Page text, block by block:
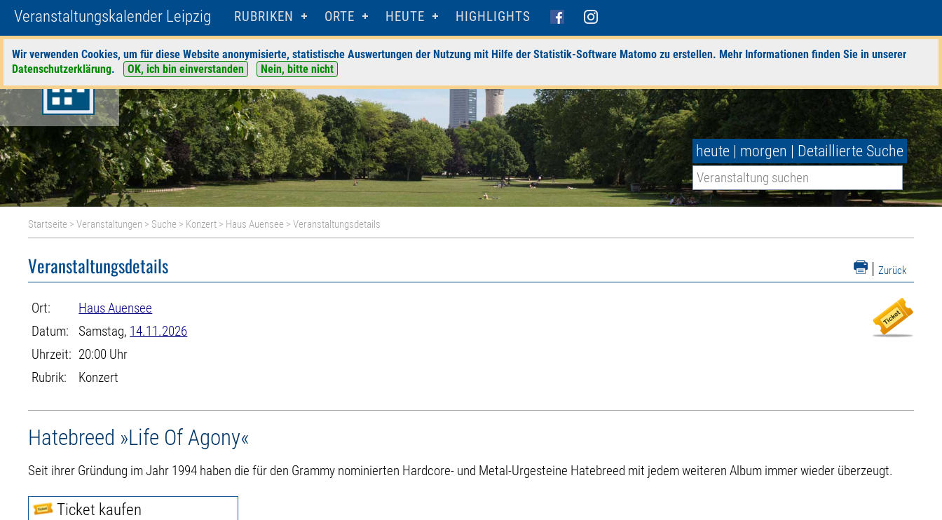
Veranstaltungskalender Leipzig RUBRIKEN ORTE HEUTE HIGHLIGHTS
Wir verwenden Cookies, um für diese Website anonymisierte, statistische Auswertungen der Nutzung mit Hilfe der Statistik-Software Matomo zu erstellen. Mehr Informationen finden Sie in unserer
Datenschutzerklärung. OK, ich bin einverstanden Nein, bitte nicht
heute | morgen | Detaillierte Suche
Startseite >Veranstaltungen > Suche > Konzert > Haus Auensee > Veranstaltungsdetails
| Zurück
Veranstaltungsdetails
Ort:
Haus Auensee
Datum:
Samstag, 14.11.2026
Uhrzeit: 20:00 Uhr
Rubrik:
Konzert
Hatebreed »Life Of Agony«
Seit ihrer Gründung im Jahr 1994 haben die für den Grammy nominierten Hardcore- und Metal-Urgesteine Hatebreed mit jedem weiteren Album immer wieder überzeugt.
Ticket kaufen